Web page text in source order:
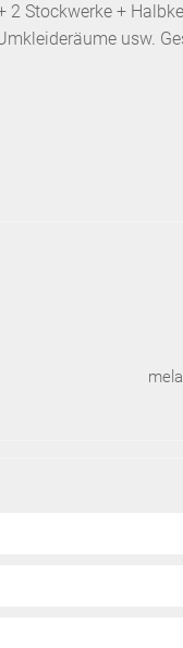
2 Stockwerke +
usw.